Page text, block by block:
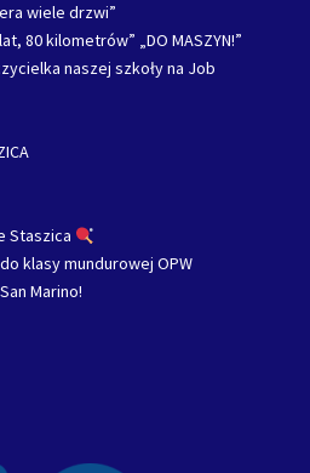
wiele drzwi”
80 kilometrów” „DO MASZYN!”
naszej szkoły na Job
Staszica
klasy mundurowej OPW
Marino!